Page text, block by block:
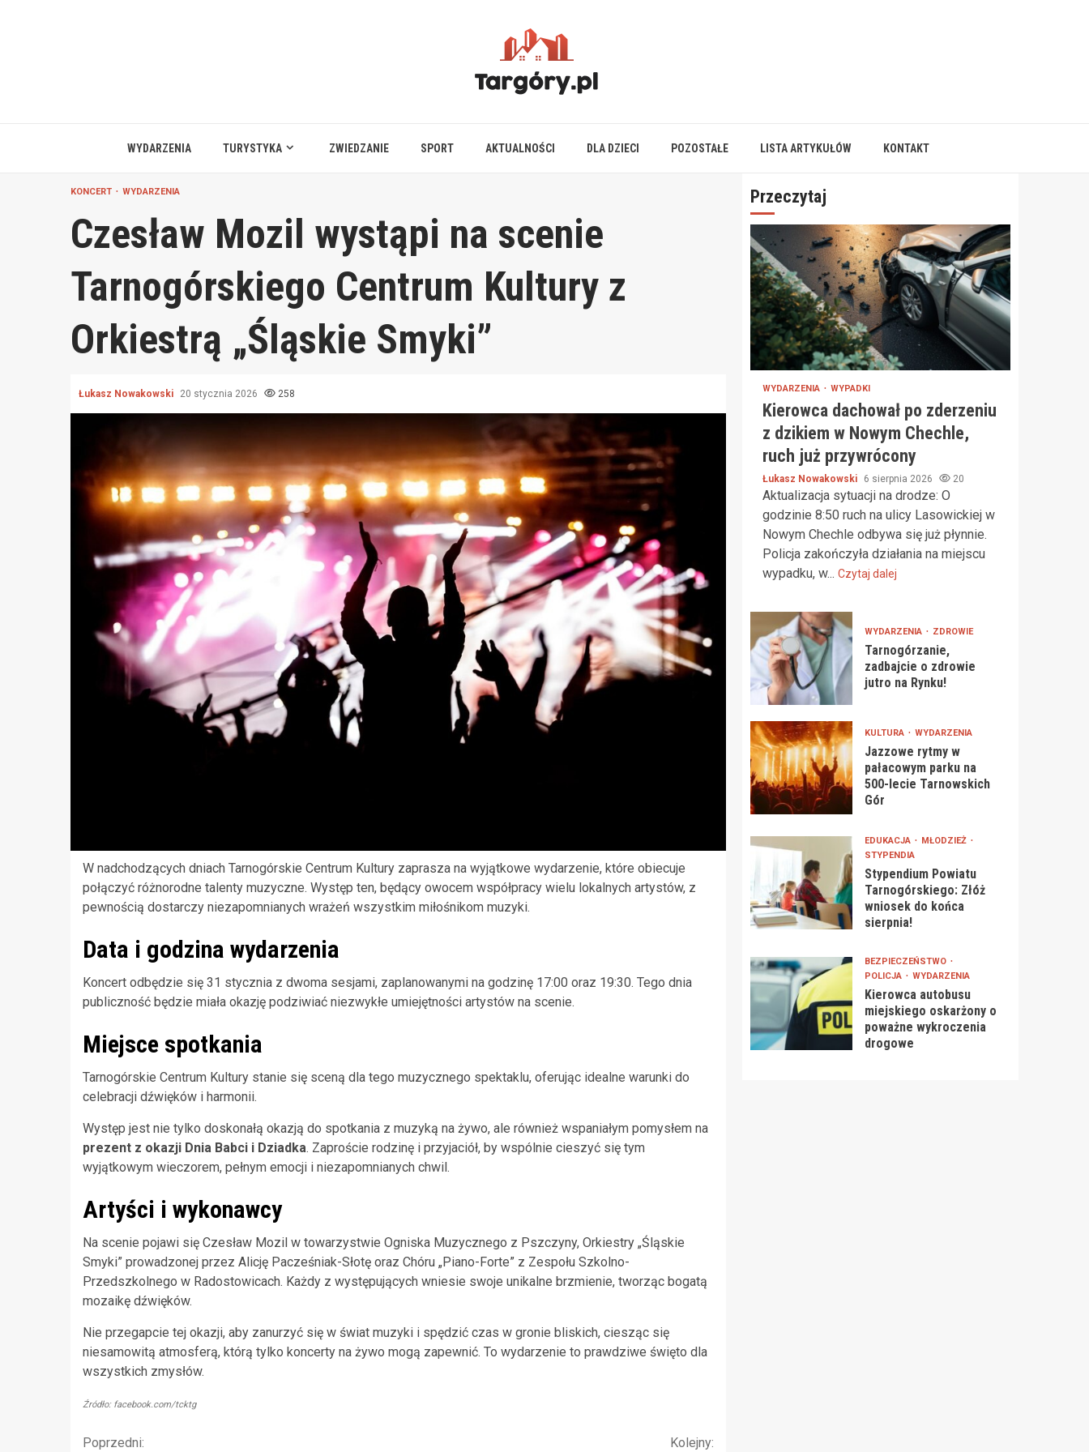
WYDARZENIA TURYSTYKA ZWIEDZANIE SPORT AKTUALNOŚCI DLA DZIECI POZOSTAŁE LISTA ARTYKUŁÓW KONTAKT
KONCERT WYDARZENIA
Czesław Mozil wystąpi na scenie
Tarnogórskiego Centrum Kultury z
Orkiestrą „Śląskie Smyki”
Łukasz Nowakowski 20 stycznia 2026 258
W nadchodzących dniach Tarnogórskie Centrum Kultury zaprasza na wyjątkowe wydarzenie, które obiecuje
połączyć różnorodne talenty muzyczne. Występ ten, będący owocem współpracy wielu lokalnych artystów, z
pewnością dostarczy niezapomnianych wrażeń wszystkim miłośnikom muzyki.
Data i godzina wydarzenia
Koncert odbędzie się 31 stycznia z dwoma sesjami, zaplanowanymi na godzinę 17:00 oraz 19:30. Tego dnia
publiczność będzie miała okazję podziwiać niezwykłe umiejętności artystów na scenie.
Miejsce spotkania
Tarnogórskie Centrum Kultury stanie się sceną dla tego muzycznego spektaklu, oferując idealne warunki do
celebracji dźwięków i harmonii.
Występ jest nie tylko doskonałą okazją do spotkania z muzyką na żywo, ale również wspaniałym pomysłem na
prezent z okazji Dnia Babci i Dziadka. Zaproście rodzinę i przyjaciół, by wspólnie cieszyć się tym
wyjątkowym wieczorem, pełnym emocji i niezapomnianych chwil.
Artyści i wykonawcy
Na scenie pojawi się Czesław Mozil w towarzystwie Ogniska Muzycznego z Pszczyny, Orkiestry „Śląskie
Smyki” prowadzonej przez Alicję Pacześniak-Słotę oraz Chóru „Piano-Forte” z Zespołu Szkolno-
Przedszkolnego w Radostowicach. Każdy z występujących wniesie swoje unikalne brzmienie, tworząc bogatą
mozaikę dźwięków.
Nie przegapcie tej okazji, aby zanurzyć się w świat muzyki i spędzić czas w gronie bliskich, ciesząc się
niesamowitą atmosferą, którą tylko koncerty na żywo mogą zapewnić. To wydarzenie to prawdziwe święto dla
wszystkich zmysłów.
Źródło: facebook.com/tcktg
Poprzedni: Kolejny:
Przeczytaj
WYDARZENIA WYPADKI
Kierowca dachował po zderzeniu
z dzikiem w Nowym Chechle,
ruch już przywrócony
Łukasz Nowakowski 6 sierpnia 2026 20
Aktualizacja sytuacji na drodze: O
godzinie 8:50 ruch na ulicy Lasowickiej w
Nowym Chechle odbywa się już płynnie.
Policja zakończyła działania na miejscu
wypadku, w... Czytaj dalej
WYDARZENIA ZDROWIE
Tarnogórzanie,
zadbajcie o zdrowie
jutro na Rynku!
KULTURA WYDARZENIA
Jazzowe rytmy w
pałacowym parku na
500-lecie Tarnowskich
Gór
EDUKACJA
MŁODZIEŻ
STYPENDIA
Stypendium Powiatu
Tarnogórskiego: Złóż
wniosek do końca
sierpnia!
BEZPIECZEŃSTWO
POLICJA
WYDARZENIA
Kierowca autobusu
miejskiego oskarżony o
poważne wykroczenia
drogowe